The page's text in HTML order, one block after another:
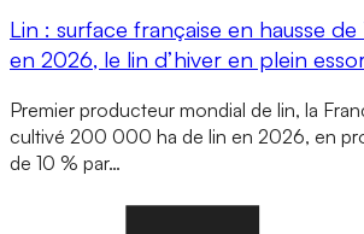
Lin : surface française en hausse de
en 2026, le lin d’hiver en plein
Premier producteur mondial de lin, la
cultivé 200 000 ha de lin en 2026, en
de 10 % par…